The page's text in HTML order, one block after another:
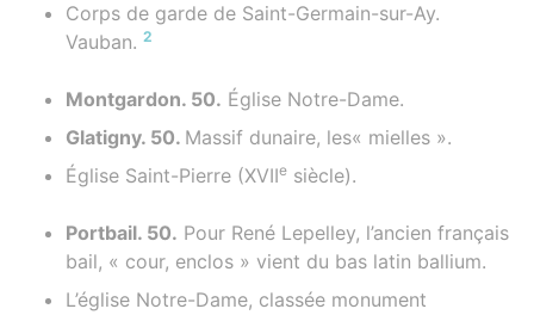
Corps de garde de Saint-Germain-sur-Ay.
Vauban. 2
Montgardon. 50. Église Notre-Dame.
Glatigny. 50. Massif dunaire, les« mielles ».
Église Saint-Pierre (XVIIe siècle).
Portbail. 50. Pour René Lepelley, l’ancien français
bail, « cour, enclos » vient du bas latin ballium.
L’église Notre-Dame, classée monument